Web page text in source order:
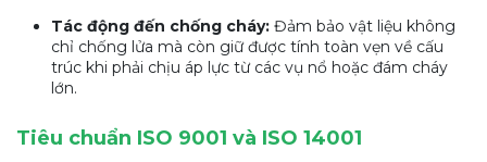
Tác động đến chống cháy: Đảm bảo vật liệu không
chỉ chống lửa mà còn giữ được tính toàn vẹn về cấu
trúc khi phải chịu áp lực từ các vụ nổ hoặc đám cháy
lớn.
Tiêu chuẩn ISO 9001 và ISO 14001